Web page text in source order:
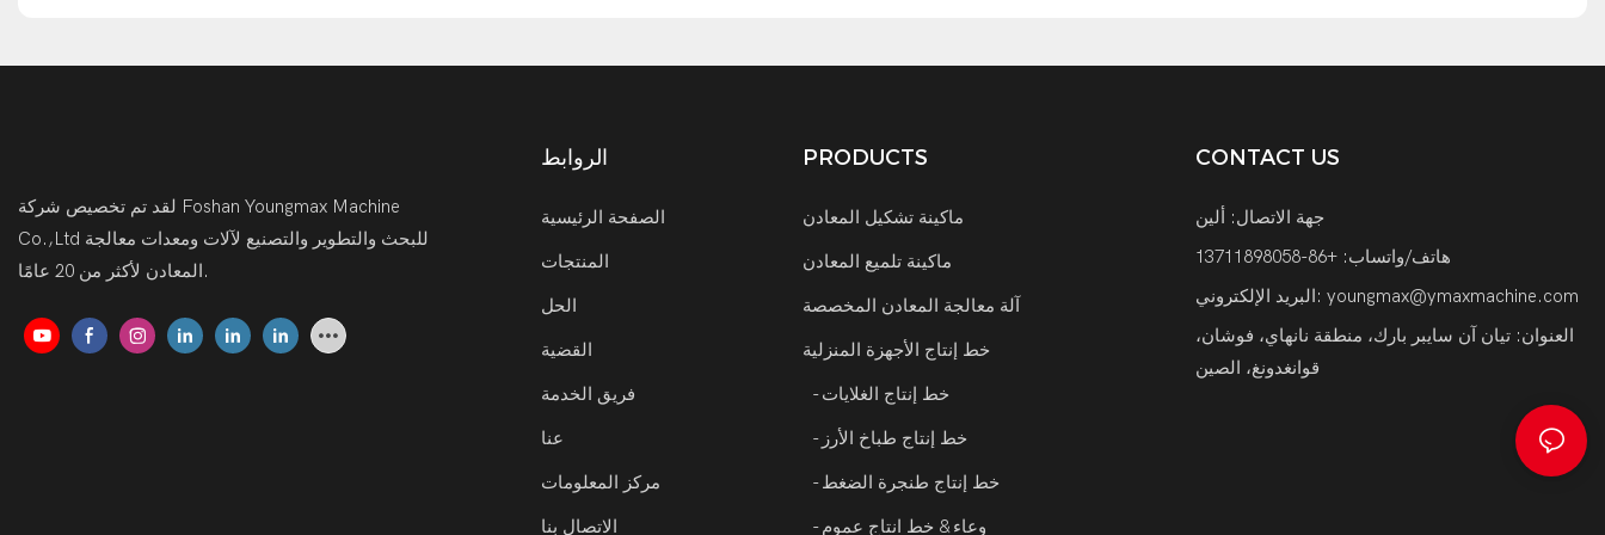
لقد تم تخصيص شركة Foshan Youngmax Machine
Co.,Ltd للبحث والتطوير والتصنيع لآلات ومعدات معالجة
المعادن لأكثر من 20 عامًا.
الروابط
الصفحة الرئيسية
المنتجات
الحل
القضية
فريق الخدمة
عنا
مركز المعلومات
الاتصال بنا
PRODUCTS
ماكينة تشكيل المعادن
ماكينة تلميع المعادن
آلة معالجة المعادن المخصصة
خط إنتاج الأجهزة المنزلية
- خط إنتاج الغلايات
- خط إنتاج طباخ الأرز
- خط إنتاج طنجرة الضغط
- وعاء & خط انتاج عموم
CONTACT US
جهة الاتصال: ألين
هاتف/واتساب: +86-13711898058
البريد الإلكتروني: youngmax@ymaxmachine.com
العنوان: تيان آن سايبر بارك، منطقة نانهاي، فوشان،
قوانغدونغ، الصين